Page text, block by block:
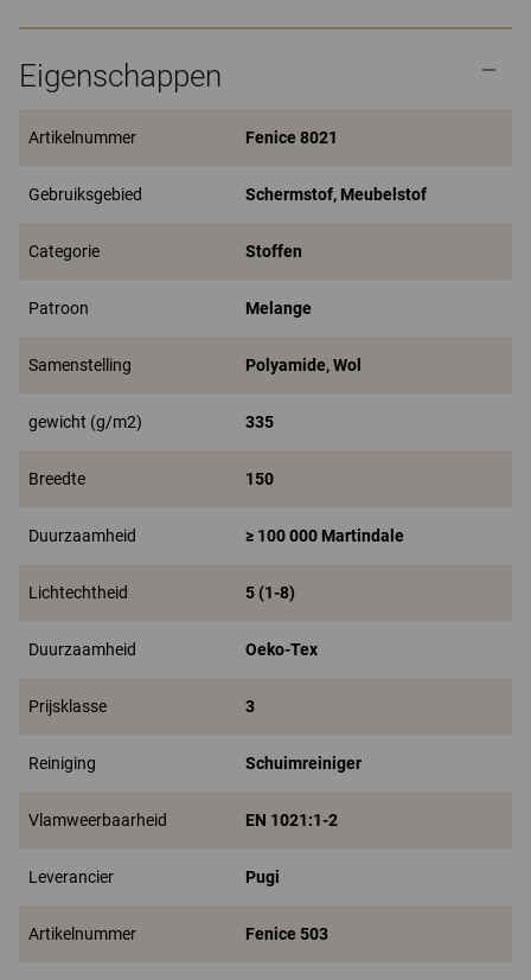
Eigenschappen
Artikelnummer Fenice 8021
Gebruiksgebied Schermstof, Meubelstof
Categorie Stoffen
Patroon Melange
Samenstelling Polyamide, Wol
gewicht (g/m2) 335
Breedte 150
Duurzaamheid ≥ 100 000 Martindale
Lichtechtheid 5 (1-8)
Duurzaamheid Oeko-Tex
Prijsklasse 3
Reiniging Schuimreiniger
Vlamweerbaarheid EN 1021:1-2
Leverancier Pugi
Artikelnummer Fenice 503